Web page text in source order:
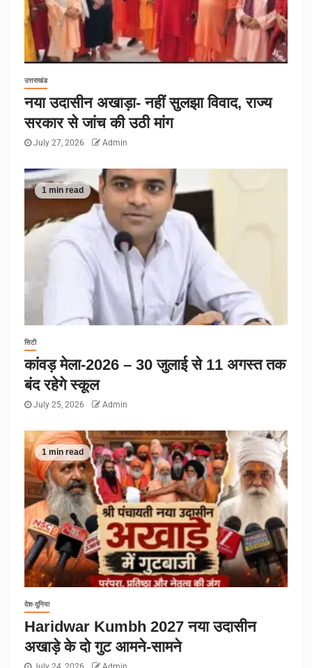
उत्तराखंड
नया उदासीन अखाड़ा- नहीं सुलझा विवाद, राज्य
सरकार से जांच की उठी मांग
July 27, 2026 Admin
1 min read
सिटी
कांवड़ मेला-2026 – 30 जुलाई से 11 अगस्त तक
बंद रहेगे स्कूल
July 25, 2026 Admin
1 min read
देश-दुनिया
Haridwar Kumbh 2027 नया उदासीन
अखाड़े के दो गुट आमने-सामने